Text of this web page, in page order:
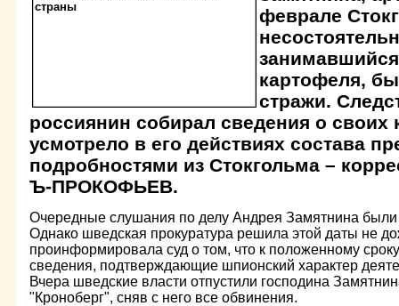
феврале
картофеля,
стражи.
россиянин собирал сведения о своих
усмотрело в его действиях состава
подробностями из Стокгольма –
Ъ-ПРОКОФЬЕВ.
Очередные слушания по делу Андрея Замятнина
Однако шведская прокуратура решила этой даты не
проинформировала суд о том, что к положенному
сведения, подтверждающие шпионский характер
Вчера шведские власти отпустили господина
"Кроноберг", сняв с него все обвинения.